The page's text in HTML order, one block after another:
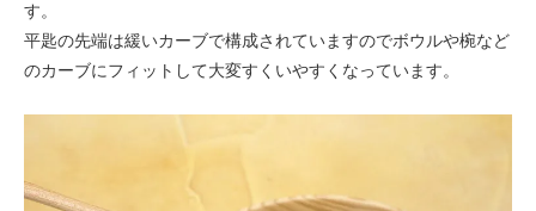
す。
平匙の先端は緩いカーブで構成されていますのでボウルや椀など
のカーブにフィットして大変すくいやすくなっています。